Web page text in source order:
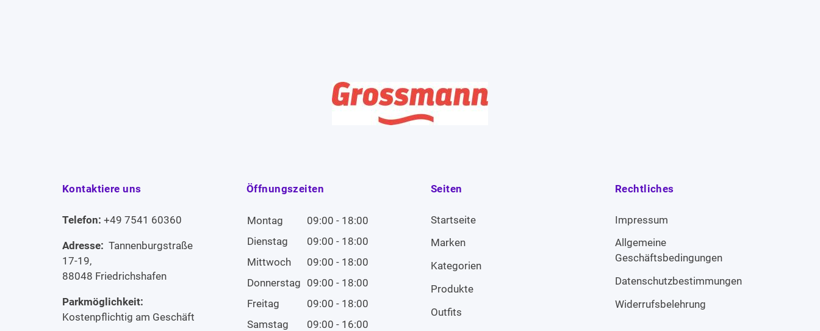
Kontaktiere uns
Telefon: +49 7541 60360
Adresse: Tannenburgstraße
17-19,
88048 Friedrichshafen
Parkmöglichkeit:
Kostenpflichtig am Geschäft
Öffnungszeiten
Montag
09:00 - 18:00
Dienstag
09:00 - 18:00
Mittwoch
09:00 - 18:00
Donnerstag 09:00 - 18:00
Freitag
09:00 - 18:00
Samstag
09:00 - 16:00
Seiten
Startseite
Marken
Kategorien
Produkte
Outfits
Rechtliches
Impressum
Allgemeine
Geschäftsbedingungen
Datenschutzbestimmungen
Widerrufsbelehrung